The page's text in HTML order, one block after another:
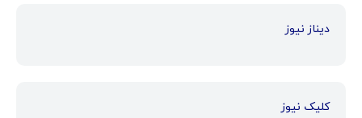
دیناز نیوز
کلیک نیوز